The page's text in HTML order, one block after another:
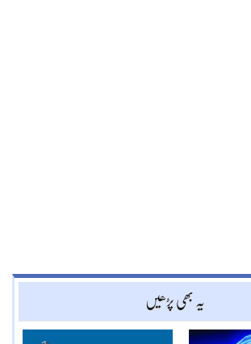
یہ بھی پڑھیں